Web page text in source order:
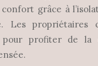
grâce à
Les propriétaires
pour profiter de la